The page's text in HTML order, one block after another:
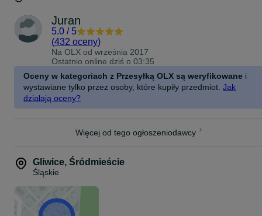
Juran
5.0 / 5
(432 oceny)
Na OLX od września 2017
Ostatnio online dziś o 03:35
Oceny w kategoriach z Przesyłką OLX są weryfikowane i
wystawiane tylko przez osoby, które kupiły przedmiot. Jak
działają oceny?
Więcej od tego ogłoszeniodawcy
Gliwice, Śródmieście
Śląskie